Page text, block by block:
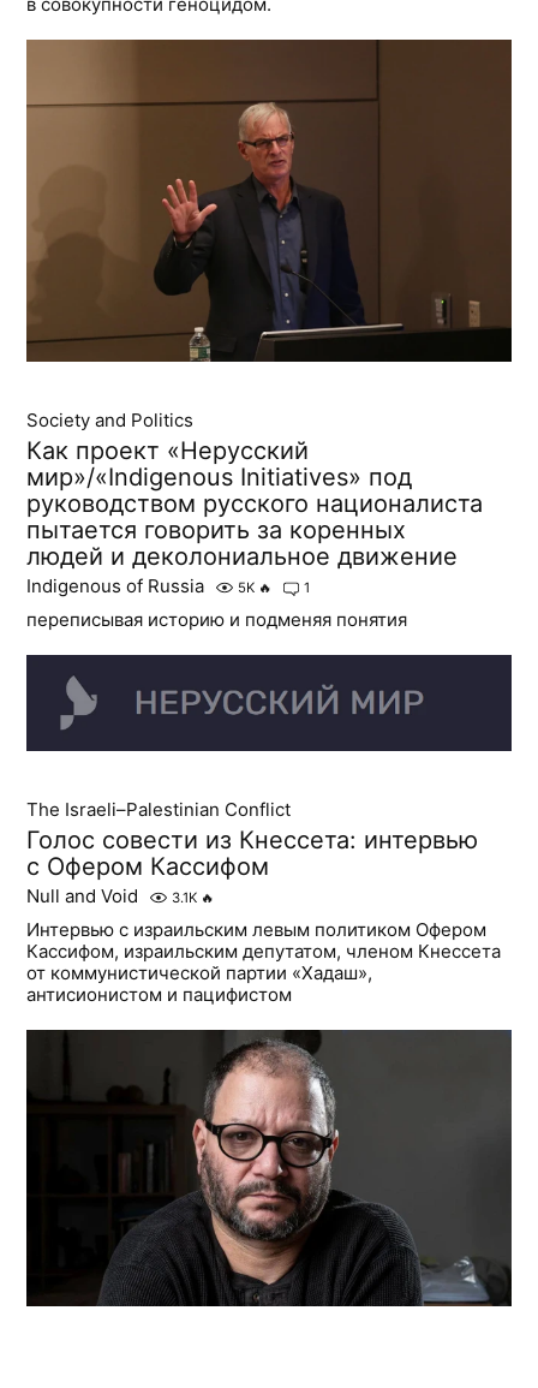
Society and Politics
Как проект «Нерусский
мир»/«Indigenous Initiatives» под
руководством русского националиста
пытается говорить за коренных
людей и деколониальное движение
Indigenous of Russia 5K 🔥 1
переписывая историю и подменяя понятия
The Israeli–Palestinian Conflict
Голос совести из Кнессета: интервью
с Офером Кассифом
Null and Void 3.1K 🔥
Интервью с израильским левым политиком Офером
Кассифом, израильским депутатом, членом Кнессета
от коммунистической партии «Хадаш»,
антисионистом и пацифистом